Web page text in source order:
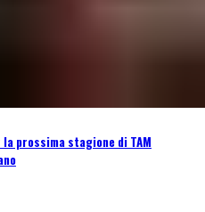
prossima stagione di TAM